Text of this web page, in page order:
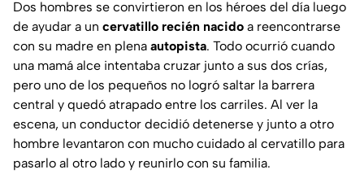
Dos hombres se convirtieron en los héroes del día luego
de ayudar a un cervatillo recién nacido a reencontrarse
con su madre en plena autopista. Todo ocurrió cuando
una mamá alce intentaba cruzar junto a sus dos crías,
pero uno de los pequeños no logró saltar la barrera
central y quedó atrapado entre los carriles. Al ver la
escena, un conductor decidió detenerse y junto a otro
hombre levantaron con mucho cuidado al cervatillo para
pasarlo al otro lado y reunirlo con su familia.